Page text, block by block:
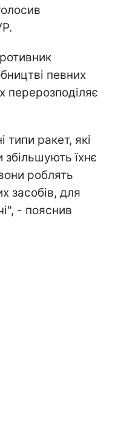
певних
перерозподіляє
типи ракет, які
їхнє
роблять
засобів, для
- пояснив